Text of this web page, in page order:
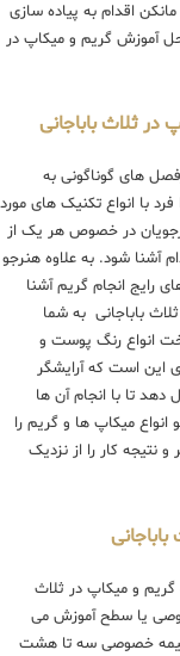
اقدام به پیاده سازی
آموزش گریم و میکاپ در
ثلاث باباجانی
های گوناگونی به
با انواع تکنیک های مورد
در خصوص هر یک از
شود. به علاوه هنرجو
رایج انجام گریم آشنا
باباجانی به شما
انواع رنگ پوست و
این است که آرایشگر
دهد تا با انجام آن ها
میکاپ ها و گریم را
کار را از نزدیک
و میکاپ در ثلاث
یا سطح آموزش می
خصوصی سه تا هشت